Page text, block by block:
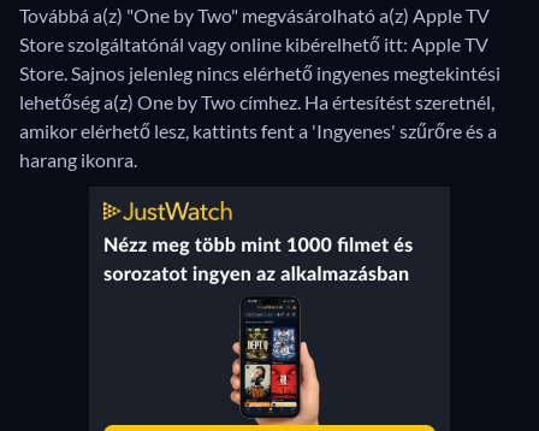
Továbbá a(z) "One by Two" megvásárolható a(z) Apple TV
Store szolgáltatónál vagy online kibérelhető itt: Apple TV
Store.Sajnos jelenleg nincs elérhető ingyenes megtekintési
lehetőség a(z) One by Two címhez. Ha értesítést szeretnél,
amikor elérhető lesz, kattints fent a 'Ingyenes' szűrőre és a
harang ikonra.